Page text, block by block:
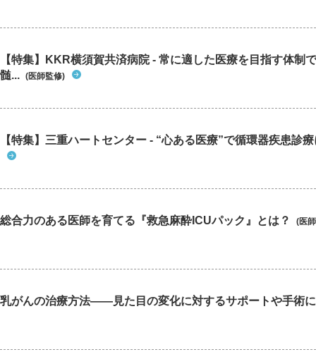
【特集】KKR横須賀共済病院 - 常に適した医療を目指す体制
髄... (医師監修)
【特集】三重ハートセンター - “心ある医療”で循環器疾患診
総合力のある医師を育てる『救急麻酔ICUパック』とは？ (医
乳がんの治療方法――見た目の変化に対するサポートや手術